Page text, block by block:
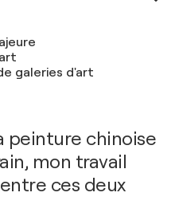
galeries d'art
peinture chinoise
mon travail
ces deux